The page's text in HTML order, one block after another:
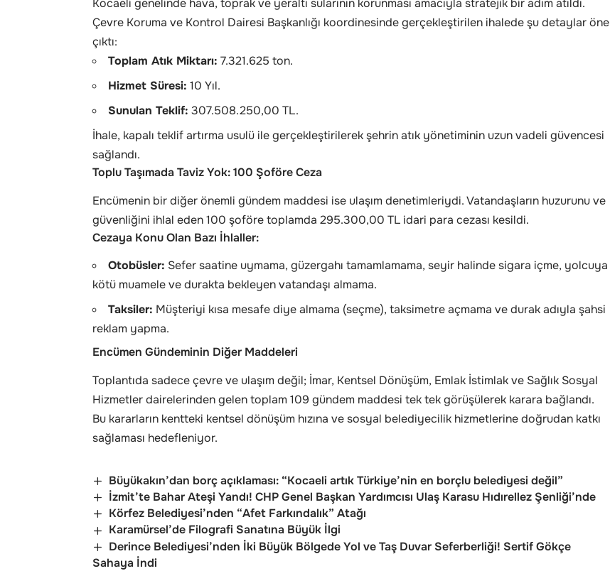
Kocaeli genelinde hava, toprak ve yeraltı sularının korunması amacıyla stratejik bir adım atıldı.
Çevre Koruma ve Kontrol Dairesi Başkanlığı koordinesinde gerçekleştirilen ihalede şu detaylar öne
çıktı:
Toplam Atık Miktarı: 7.321.625 ton.
Hizmet Süresi: 10 Yıl.
Sunulan Teklif: 307.508.250,00 TL.
İhale, kapalı teklif artırma usulü ile gerçekleştirilerek şehrin atık yönetiminin uzun vadeli güvencesi
sağlandı.
Toplu Taşımada Taviz Yok: 100 Şoföre Ceza
Encümenin bir diğer önemli gündem maddesi ise ulaşım denetimleriydi. Vatandaşların huzurunu ve
güvenliğini ihlal eden 100 şoföre toplamda 295.300,00 TL idari para cezası kesildi.
Cezaya Konu Olan Bazı İhlaller:
Otobüsler: Sefer saatine uymama, güzergahı tamamlamama, seyir halinde sigara içme, yolcuya
kötü muamele ve durakta bekleyen vatandaşı almama.
Taksiler: Müşteriyi kısa mesafe diye almama (seçme), taksimetre açmama ve durak adıyla şahsi
reklam yapma.
Encümen Gündeminin Diğer Maddeleri
Toplantıda sadece çevre ve ulaşım değil; İmar, Kentsel Dönüşüm, Emlak İstimlak ve Sağlık Sosyal
Hizmetler dairelerinden gelen toplam 109 gündem maddesi tek tek görüşülerek karara bağlandı.
Bu kararların kentteki kentsel dönüşüm hızına ve sosyal belediyecilik hizmetlerine doğrudan katkı
sağlaması hedefleniyor.
Büyükakın’dan borç açıklaması: “Kocaeli artık Türkiye’nin en borçlu belediyesi değil”
İzmit’te Bahar Ateşi Yandı! CHP Genel Başkan Yardımcısı Ulaş Karasu Hıdırellez Şenliği’nde
Körfez Belediyesi’nden “Afet Farkındalık” Atağı
Karamürsel’de Filografi Sanatına Büyük İlgi
Derince Belediyesi’nden İki Büyük Bölgede Yol ve Taş Duvar Seferberliği! Sertif Gökçe
Sahaya İndi